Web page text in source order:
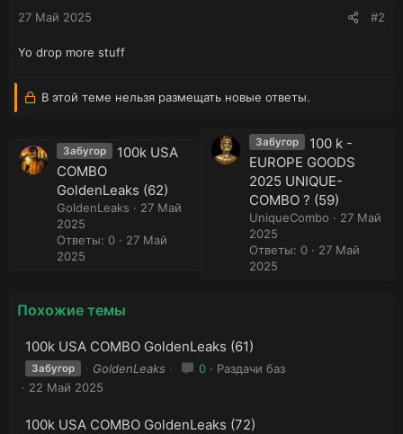
27 Май 2025 #2
Yo drop more stuff
В этой теме нельзя размещать новые ответы.
Забугор
100k USA
COMBO
GoldenLeaks (62)
GoldenLeaks
27 Май
2025
Ответы: 0
27 Май
2025
Забугор
100 k -
EUROPE GOODS
2025 UNIQUE-
COMBO ? (59)
UniqueCombo
27 Май
2025
Ответы: 0
27 Май
2025
Похожие темы
100k USA COMBO GoldenLeaks (61)
Забугор GoldenLeaks 0
Раздачи баз
22 Май 2025
100k USA COMBO GoldenLeaks (72)